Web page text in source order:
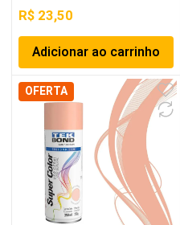
R$ 23,50
Adicionar ao carrinho
OFERTA